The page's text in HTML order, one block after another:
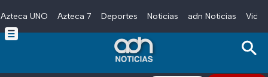
Skip to main content
Azteca UNO Azteca 7 Deportes Noticias adn Noticias